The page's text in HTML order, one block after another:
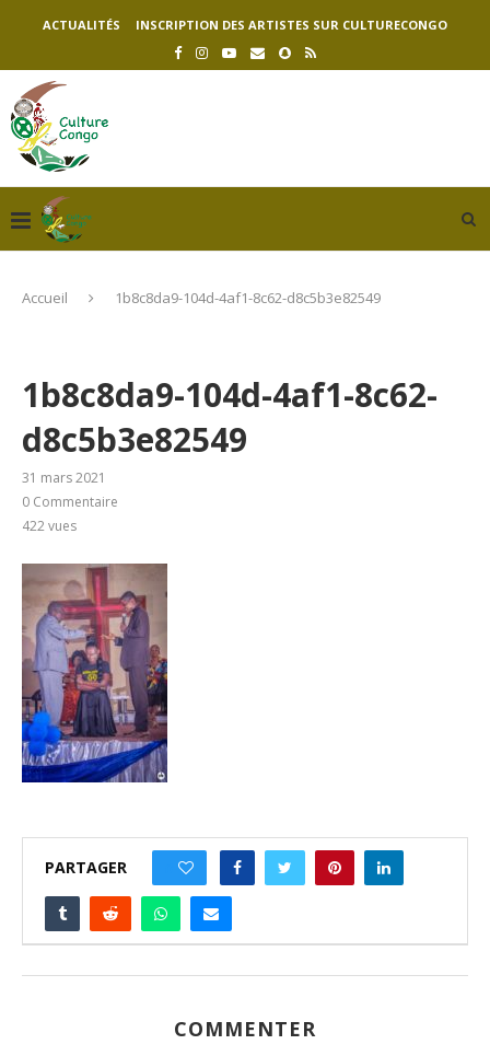
ACTUALITÉS INSCRIPTION DES ARTISTES SUR CULTURECONGO
Accueil 1b8c8da9-104d-4af1-8c62-d8c5b3e82549
1b8c8da9-104d-4af1-8c62-
d8c5b3e82549
31 mars 2021
0 Commentaire
422vues
PARTAGER
COMMENTER